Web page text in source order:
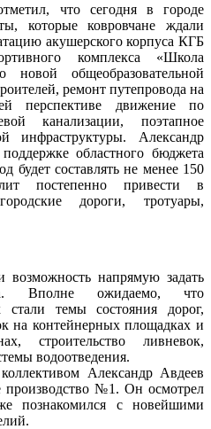
что сегодня в городе
которые ковровчане ждали
акушерского корпуса КГБ
комплекса «Школа
новой общеобразовательной
ремонт путепровода на
перспективе движение по
канализации, поэтапное
инфраструктуры. Александр
областного бюджета
будет составлять не менее 150
постепенно привести в
дороги, тротуары,
возможность напрямую задать
Вполне ожидаемо, что
темы состояния дорог,
на контейнерных площадках и
строительство ливневок,
водоотведения.
Александр Авдеев
производство №1. Он осмотрел
познакомился с новейшими